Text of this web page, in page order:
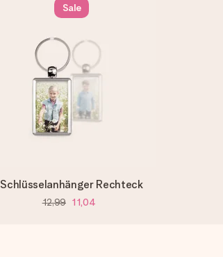
Sale
Schlüsselanhänger Rechteck
12,99 11,04